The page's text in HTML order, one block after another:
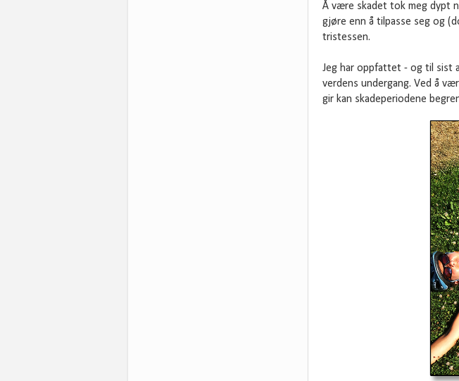
Å være skadet tok meg dypt
gjøre enn å tilpasse seg og
tristessen.
Jeg har oppfattet - og til sist
verdens undergang. Ved å
gir kan skadeperiodene